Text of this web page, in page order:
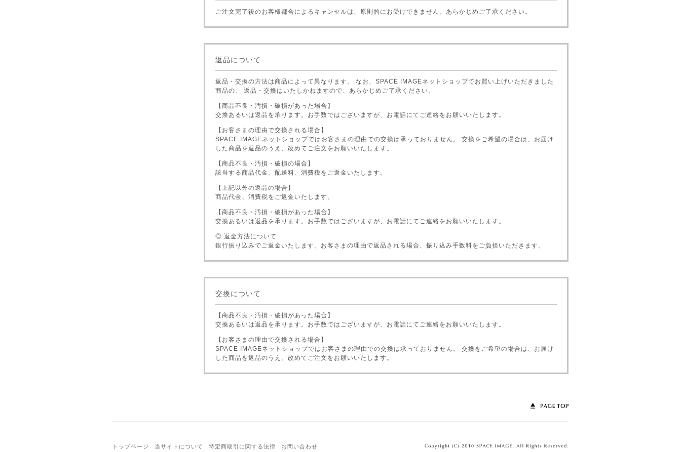
ご注文完了後のお客様都合によるキャンセルは、原則的にお受けできません。あらかじめご了承ください。
返品について
返品・交換の方法は商品によって異なります。 なお、SPACE IMAGEネットショップでお買い上げいただきました
商品の、 返品・交換はいたしかねますので、あらかじめご了承ください。
【商品不良・汚損・破損があった場合】
交換あるいは返品を承ります。お手数ではございますが、お電話にてご連絡をお願いいたします。
【お客さまの理由で交換される場合】
SPACE IMAGEネットショップではお客さまの理由での交換は承っておりません。 交換をご希望の場合は、お届け
した商品を返品のうえ、改めてご注文をお願いいたします。
【商品不良・汚損・破損の場合】
該当する商品代金、配送料、消費税をご返金いたします。
【上記以外の返品の場合】
商品代金、消費税をご返金いたします。
【商品不良・汚損・破損があった場合】
交換あるいは返品を承ります。お手数ではございますが、お電話にてご連絡をお願いいたします。
◎ 返金方法について
銀行振り込みでご返金いたします。お客さまの理由で返品される場合、振り込み手数料をご負担いただきます。
交換について
【商品不良・汚損・破損があった場合】
交換あるいは返品を承ります。お手数ではございますが、お電話にてご連絡をお願いいたします。
【お客さまの理由で交換される場合】
SPACE IMAGEネットショップではお客さまの理由での交換は承っておりません。 交換をご希望の場合は、お届け
した商品を返品のうえ、改めてご注文をお願いいたします。
トップページ 当サイトについて 特定商取引に関する法律 お問い合わせ